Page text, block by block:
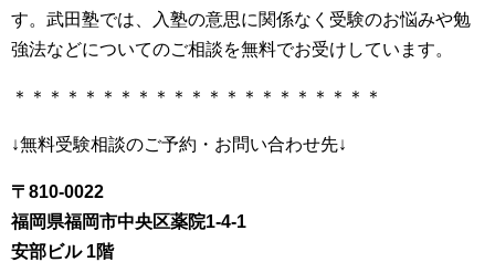
す。武田塾では、入塾の意思に関係なく受験のお悩みや勉
強法などについてのご相談を無料でお受けしてい ます。
＊＊＊＊＊＊＊＊＊＊＊＊＊＊＊＊＊＊＊＊＊
↓無料受験相談のご予約・お問い合わせ先↓
〒810-0022
福岡県福岡市中央区薬院1-4-1
安部ビル 1階